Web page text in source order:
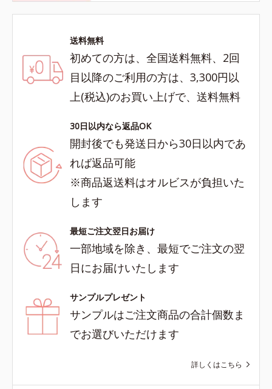
送料無料
初めての方は、全国送料無料、2回
目以降のご利用の方は、3,300円以
上(税込)のお買い上げで、送料無料
30日以内なら返品OK
開封後でも発送日から30日以内であ
れば返品可能
※商品返送料はオルビスが負担いた
します
最短ご注文翌日お届け
一部地域を除き、最短でご注文の翌
日にお届けいたします
サンプルプレゼント
サンプルはご注文商品の合計個数ま
でお選びいただけます
詳しくはこちら